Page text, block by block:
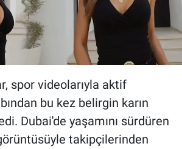
spor videolarıyla aktif
bu kez belirgin karın
Dubai'de yaşamını sürdüren
takipçilerinden